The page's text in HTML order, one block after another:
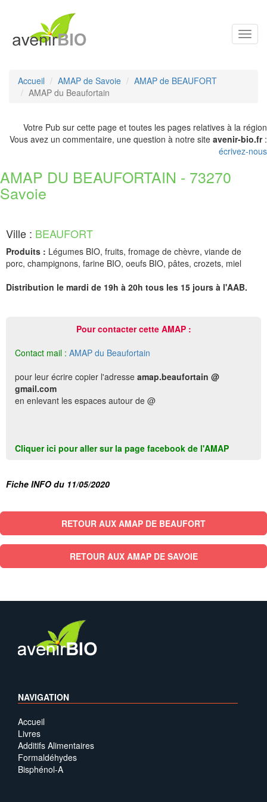
Accueil AMAP de Savoie
AMAP de BEAUFORT
AMAP du Beaufortain
Votre Pub sur cette page et toutes les pages relatives à la région
Vous avez un commentaire, une question à notre site avenir-bio.fr:
écrivez-nous
AMAP DU BEAUFORTAIN - 73270
Savoie
Ville : BEAUFORT
Produits : Légumes BIO, fruits, fromage de chèvre, viande de
porc, champignons, farine BIO, oeufs BIO, pâtes, crozets, miel
Distribution le mardi de 19h à 20h tous les 15 jours à l'AAB.
Pour contacter cette AMAP :
Contact mail : AMAP du Beaufortain
pour leur écrire copier l'adresse amap.beaufortain @
gmail.com
en enlevant les espaces autour de @
Cliquer ici pour aller sur la page facebook de l'AMAP
Fiche INFO du 11/05/2020
RETOUR AUX AMAP DE BEAUFORT
RETOUR AUX AMAP DE SAVOIE
NAVIGATION
Accueil
Livres
Additifs Alimentaires
Formaldéhydes
Bisphénol-A